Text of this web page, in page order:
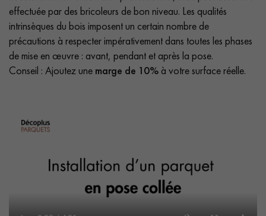
effectuée par des bricoleurs de bon niveau. Les qualités
intrinsèques du bois imposent un certain nombre de
précautions à respecter impérativement dans toutes les phases
de mise en œuvre : avant, pendant et après la pose.
Conseil : Ajoutez une marge de 10% à votre surface réelle.